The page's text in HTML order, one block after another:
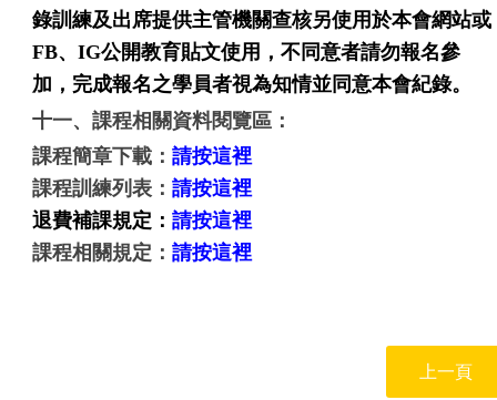
錄訓練及出席提供主管機關查核另使用於本會網站或
FB、IG公開教育貼文使用，不同意者請勿報名參
加，完成報名之學員者視為知情並同意本會紀錄。
十一、課程相關資料閱覽區：
課程簡章下載：請按這裡
課程訓練列表：請按這裡
退費補課規定：請按這裡
課程相關規定：請按這裡
上一頁